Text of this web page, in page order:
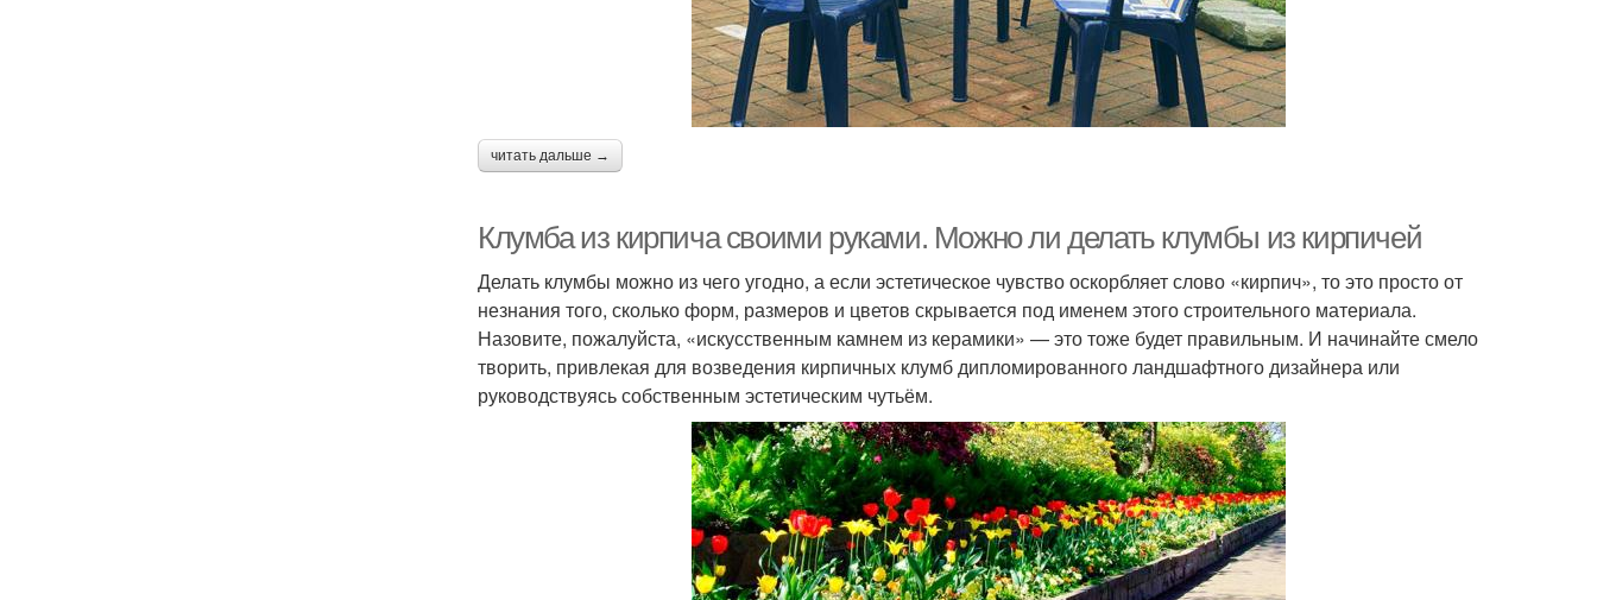
читать дальше →
Клумба из кирпича своими руками. Можно ли делать клумбы из кирпичей
Делать клумбы можно из чего угодно, а если эстетическое чувство оскорбляет слово «кирпич», то это просто от
незнания того, сколько форм, размеров и цветов скрывается под именем этого строительного материала.
Назовите, пожалуйста, «искусственным камнем из керамики» — это тоже будет правильным. И начинайте смело
творить, привлекая для возведения кирпичных клумб дипломированного ландшафтного дизайнера или
руководствуясь собственным эстетическим чутьём.